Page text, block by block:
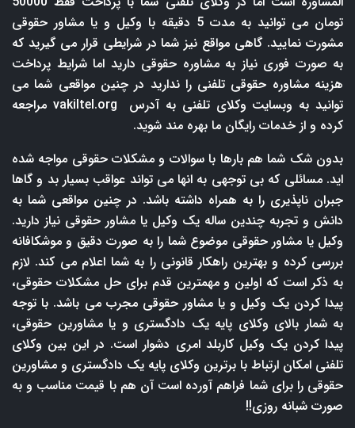
تومان می توانید به مدت 5 دقیقه با وکیل و یا مشاور حقوقی
مشورت نمایید. گاهی مواقع نیز شما در شرایطی قرار می گیرید که
به صورت فوری نیاز به مشاوره حقوقی دارید اما شرایط پرداخت
هزینه مشاوره حقوقی تلفنی را ندارید در چنین مواقعی شما می
توانید به وبسایت وکلای تلفنی به آدرس
vakiltel.org مراجعه
کرده و از خدمات رایگان ما بهره مند شوید.
بدون شک شما هم بارها با سوالات و مشکلات حقوقی مواجه شده
اید. مسائلی که بی توجهی به انها می تواند عواقب بسیار بد و گاها
جبران ناپذیری را به همراه داشته باشد. در چنین مواقعی شما به
دانش و تجربه چندین ساله یک وکیل یا مشاور حقوقی نیاز دارید.
وکیل یا مشاور حقوقی موضوع شما را به صورت دقیق و موشکافانه
بررسی کرده و بهترین راهکار قانونی را به شما اعلام می کند. لازم
به ذکر است که اولین و مهمترین قدم برای حل مشکلات حقوقی،
پیدا کردن یک وکیل و یا مشاور حقوقی مجرب می باشد. با توجه
به شمار بالای وکلای پایه یک دادگستری و یا مشاورین حقوقی،
پیدا کردن یک وکیل کاربلد امری دشوار است. در این بین وکلای
تلفنی امکان ارتباط با برترین وکلای پایه یک دادگستری و مشاورین
حقوقی را برای شما فراهم آورده است آن هم با قیمت مناسب و به
صورت شبانه روزی!!